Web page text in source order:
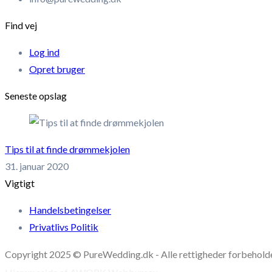
Find vej
Log ind
Opret bruger
Seneste opslag
Tips til at finde drømmekjolen
31. januar 2020
Vigtigt
Handelsbetingelser
Privatlivs Politik
Copyright 2025 © PureWedding.dk - Alle rettigheder